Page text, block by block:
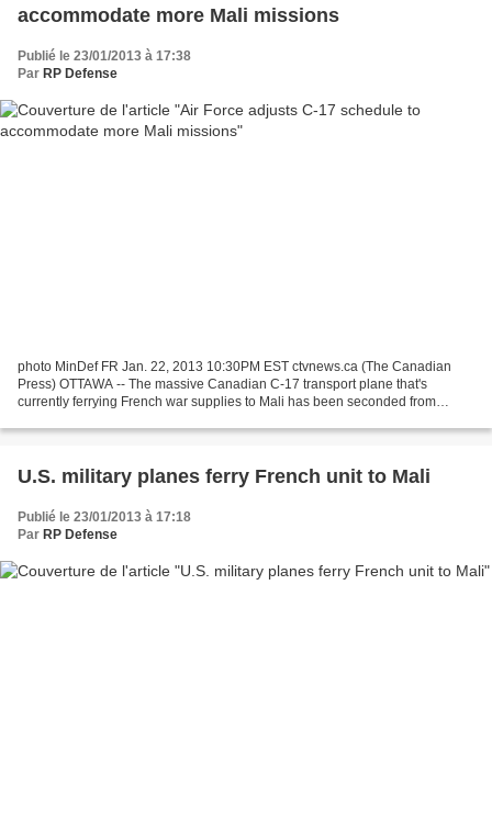
accommodate more Mali missions
Publié le 23/01/2013 à 17:38
Par RP Defense
photo MinDef FR Jan. 22, 2013 10:30PM EST ctvnews.ca (The Canadian
Press) OTTAWA -- The massive Canadian C-17 transport plane that's
currently ferrying French war supplies to Mali has been seconded from
U.S. military planes ferry French unit to Mali
Publié le 23/01/2013 à 17:18
Par RP Defense